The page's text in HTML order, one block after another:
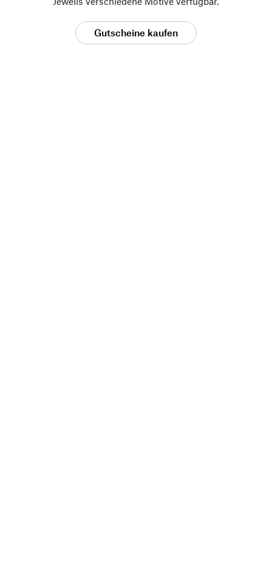
Gutscheine kaufen